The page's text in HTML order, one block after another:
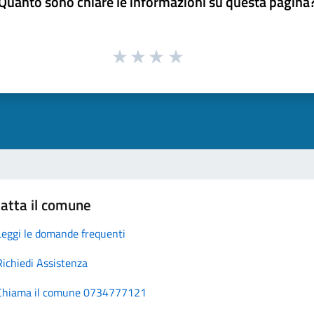
il comune
le domande frequenti
Assistenza
il comune 0734777121